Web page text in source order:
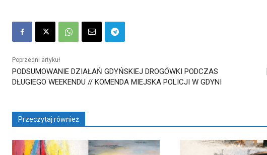
Poprzedni artykuł
PODSUMOWANIE DZIAŁAŃ GDYŃSKIEJ DROGÓWKI PODCZAS
DŁUGIEGO WEEKENDU // KOMENDA MIEJSKA POLICJI W GDYNI
Przeczytaj również